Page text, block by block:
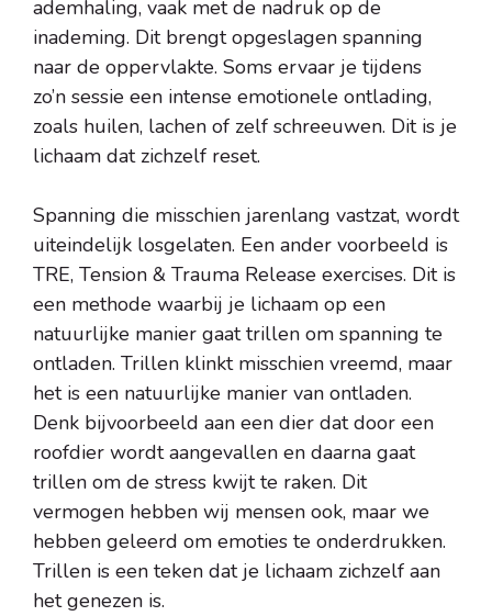
ademhaling, vaak met de nadruk op de
inademing. Dit brengt opgeslagen spanning
naar de oppervlakte. Soms ervaar je tijdens
zo’n sessie een intense emotionele ontlading,
zoals huilen, lachen of zelf schreeuwen. Dit is je
lichaam dat zichzelf reset.
Spanning die misschien jarenlang vastzat, wordt
uiteindelijk losgelaten. Een ander voorbeeld is
TRE, Tension & Trauma Release exercises. Dit is
een methode waarbij je lichaam op een
natuurlijke manier gaat trillen om spanning te
ontladen. Trillen klinkt misschien vreemd, maar
het is een natuurlijke manier van ontladen.
Denk bijvoorbeeld aan een dier dat door een
roofdier wordt aangevallen en daarna gaat
trillen om de stress kwijt te raken. Dit
vermogen hebben wij mensen ook, maar we
hebben geleerd om emoties te onderdrukken.
Trillen is een teken dat je lichaam zichzelf aan
het genezen is.